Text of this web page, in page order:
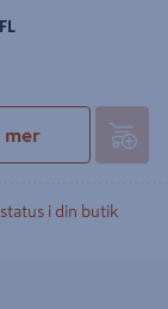
mer
i din butik